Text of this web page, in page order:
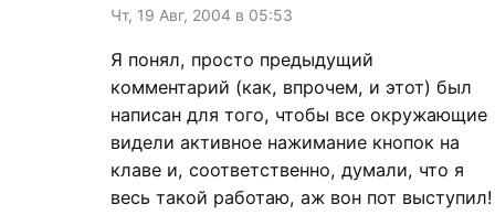
Чт, 19 Авг, 2004 в 05:53
Я понял, просто предыдущий
комментарий (как, впрочем, и этот) был
написан для того, чтобы все окружающие
видели активное нажимание кнопок на
клаве и, соответственно, думали, что я
весь такой работаю, аж вон пот выступил!